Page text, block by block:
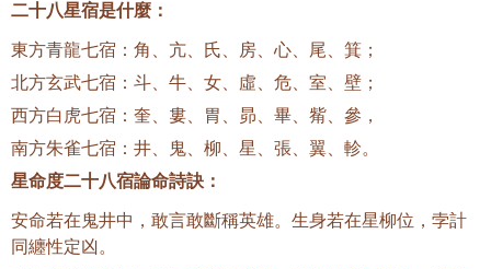
二十八星宿是什麼：
東方青龍七宿：角、亢、氏、房、心、尾、箕；
北方玄武七宿：斗、牛、女、虛、危、室、壁；
西方白虎七宿：奎、婁、胃、昴、畢、觜、參，
南方朱雀七宿：井、鬼、柳、星、張、翼、軫。
星命度二十八宿論命詩訣：
安命若在鬼井中，敢言敢斷稱英雄。生身若在星柳位，孛計
同纏性定凶。